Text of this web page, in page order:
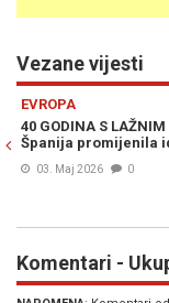
Vezane vijesti
EVROPA
40 GODINA S
Španija promijenila
03. Maj 2026 0
Komentari -